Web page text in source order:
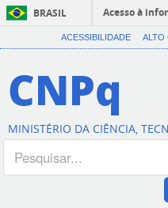
BRASIL
Acesso à
ACESSIBILIDADE ALTO
CNPq
MINISTÉRIO DA CIÊNCIA,